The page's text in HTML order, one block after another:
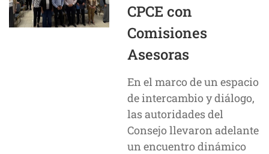
CPCE con
Comisiones
Asesoras
En el marco de un espacio
de intercambio y diálogo,
las autoridades del
Consejo llevaron adelante
un encuentro dinámico